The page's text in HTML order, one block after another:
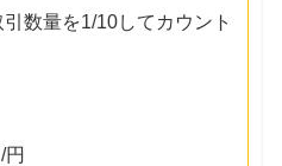
数量を1/10してカウント